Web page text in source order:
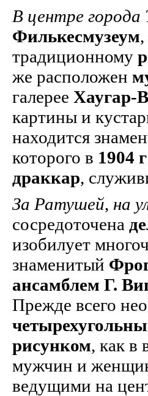
В центре города
Филькесмузеум
традиционному
же расположен
галерее Хаугар-
картины и
находится
которого в 1904 г
драккар,
За Ратушей, на
сосредоточена
изобилует
знаменитый
ансамблем Г.
Прежде всего
рисунком, как в
мужчин и
ведущими на